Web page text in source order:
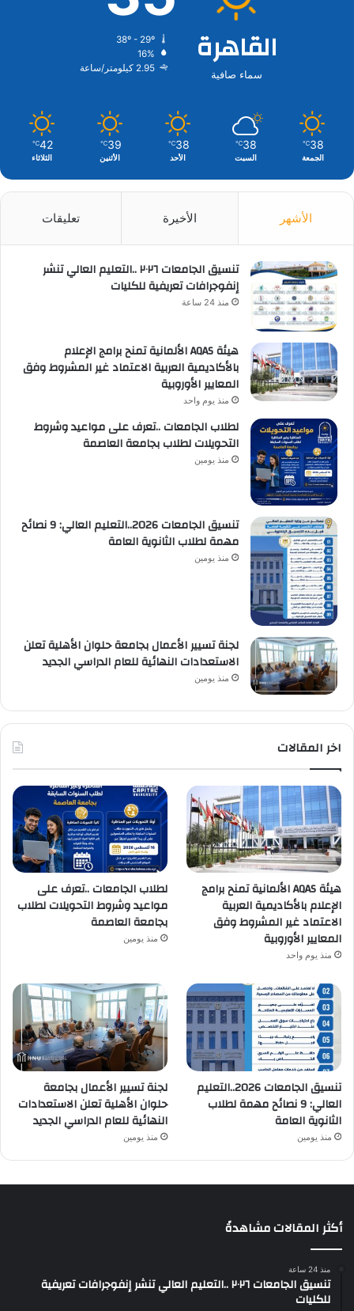
القاهرة
سماء صافية
16%
2.95 كيلومتر/ساعة
38
℃
الجمعة
38
℃
السبت
38
℃
الأحد
39
℃
الأثنين
42
℃
الثلاثاء
الأشهر الأخيرة تعليقات
تنسيق الجامعات ٢٠٢٦ ..التعليم العالي تنشر
إنفوجرافات تعريفية للكليات
منذ 24 ساعة
هيئة AQAS الألمانية تمنح برامج الإعلام
بالأكاديمية العربية الاعتماد غير المشروط وفق
المعايير الأوروبية
منذ يوم واحد
لطلاب الجامعات ..تعرف على مواعيد وشروط
التحويلات لطلاب بجامعة العاصمة
منذ يومين
تنسيق الجامعات 2026..التعليم العالي: 9 نصائح
مهمة لطلاب الثانوية العامة
منذ يومين
لجنة تسيير الأعمال بجامعة حلوان الأهلية تعلن
الاستعدادات النهائية للعام الدراسي الجديد
منذ يومين
اخر المقالات
هيئة AQAS الألمانية تمنح برامج
الإعلام بالأكاديمية العربية
الاعتماد غير المشروط وفق
المعايير الأوروبية
منذ يوم واحد
لطلاب الجامعات ..تعرف على
مواعيد وشروط التحويلات لطلاب
بجامعة العاصمة
منذ يومين
تنسيق الجامعات 2026..التعليم
العالي: 9 نصائح مهمة لطلاب
الثانوية العامة
منذ يومين
لجنة تسيير الأعمال بجامعة
حلوان الأهلية تعلن الاستعدادات
النهائية للعام الدراسي الجديد
منذ يومين
أكثر المقالات مشاهدةً
منذ 24 ساعة
تنسيق الجامعات ٢٠٢٦ ..التعليم العالي تنشر إنفوجرافات تعريفية
للكليات